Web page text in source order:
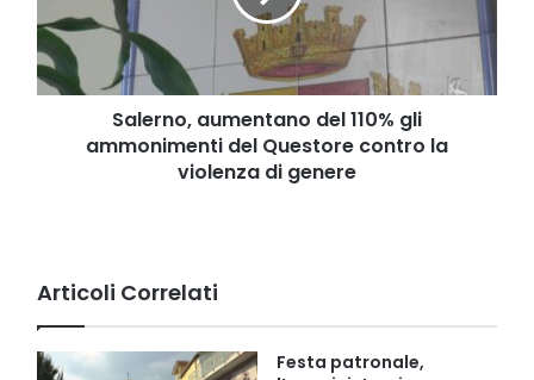
ammonimenti
del
Questore
contro
violenza
Salerno, aumentano del 110% gli
ammonimenti del Questore contro la
violenza di genere
Articoli Correlati
Festa patronale,